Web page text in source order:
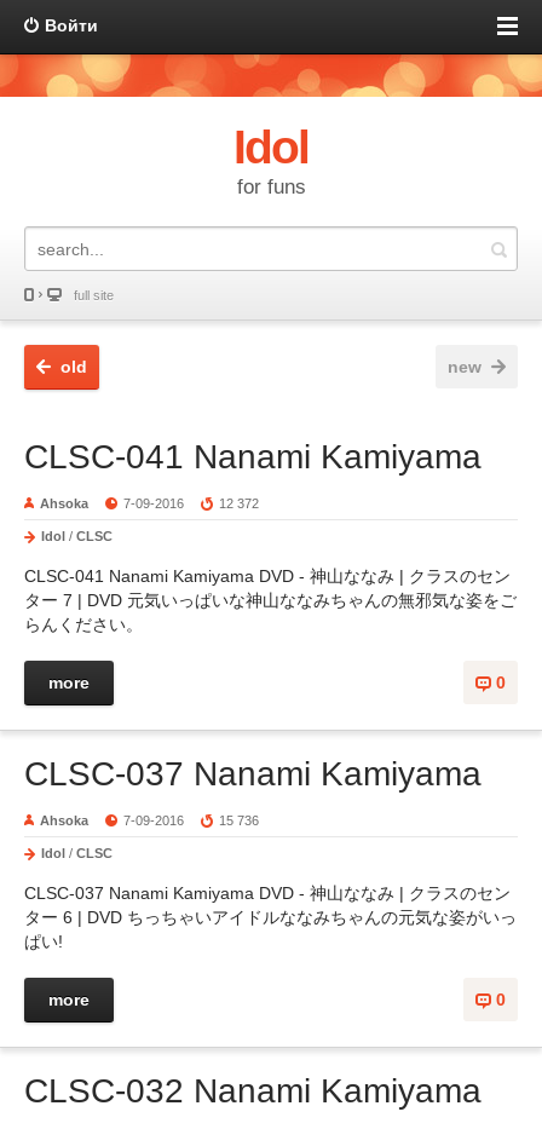
Войти
Idol
for funs
full site
new
old
CLSC-041 Nanami Kamiyama
Ahsoka 7-09-2016 12 372
Idol / CLSC
CLSC-041 Nanami Kamiyama DVD - 神山ななみ | クラスのセン
ター 7 | DVD 元気いっぱいな神山ななみちゃんの無邪気な姿をご
らんください。
0
more
CLSC-037 Nanami Kamiyama
Ahsoka 7-09-2016 15 736
Idol / CLSC
CLSC-037 Nanami Kamiyama DVD - 神山ななみ | クラスのセン
ター 6 | DVD ちっちゃいアイドルななみちゃんの元気な姿がいっ
ぱい!
0
more
CLSC-032 Nanami Kamiyama